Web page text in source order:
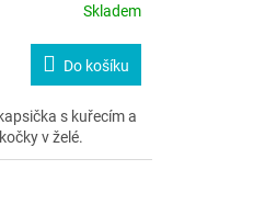
Skladem
Do košíku
s kuřecím a
v želé.